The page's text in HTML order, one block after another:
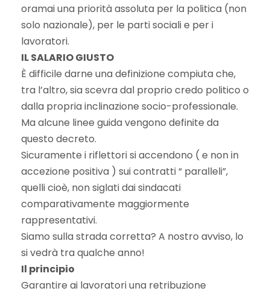
oramai una priorità assoluta per la politica (non
solo nazionale), per le parti sociali e per i
lavoratori.
IL SALARIO GIUSTO
È difficile darne una definizione compiuta che,
tra l’altro, sia scevra dal proprio credo politico o
dalla propria inclinazione socio-professionale.
Ma alcune linee guida vengono definite da
questo decreto.
Sicuramente i riflettori si accendono ( e non in
accezione positiva ) sui contratti “ paralleli”,
quelli cioè, non siglati dai sindacati
comparativamente maggiormente
rappresentativi.
Siamo sulla strada corretta? A nostro avviso, lo
si vedrà tra qualche anno!
Il principio
Garantire ai lavoratori una retribuzione